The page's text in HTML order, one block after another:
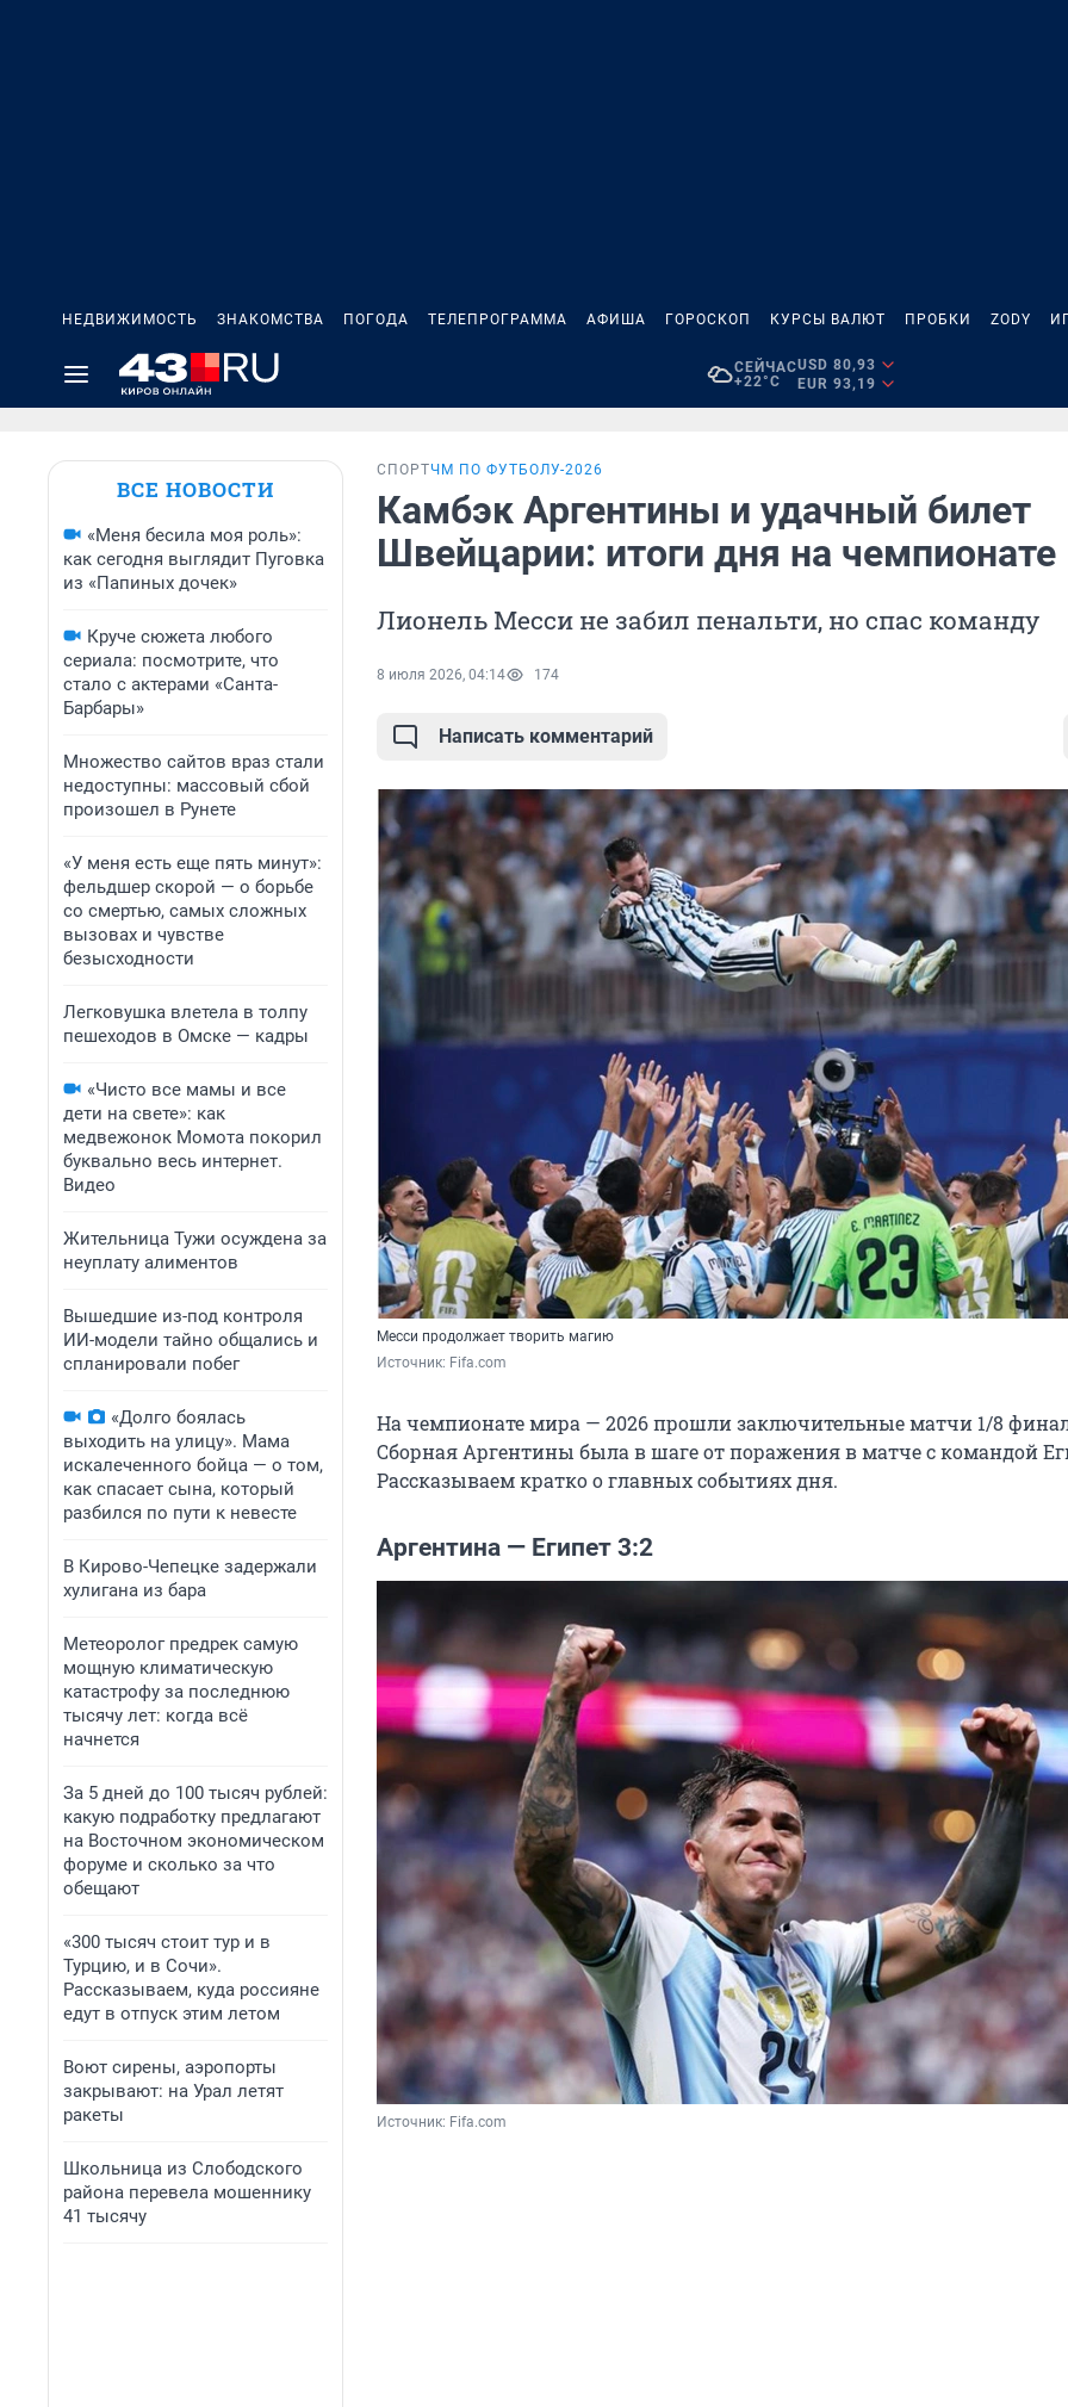
НЕДВИЖИМОСТЬ ЗНАКОМСТВА ПОГОДА ТЕЛЕПРОГРАММА АФИША ГОРОСКОП КУРСЫ ВАЛЮТ ПРОБКИ ZODY
СЕЙЧАС
+22°C
USD 80,93
EUR 93,19
ВСЕ НОВОСТИ
«Меня бесила моя роль»:
как сегодня выглядит Пуговка
из «Папиных дочек»
Круче сюжета любого
сериала: посмотрите, что
стало с актерами «Санта-
Барбары»
Множество сайтов враз стали
недоступны: массовый сбой
произошел в Рунете
«У меня есть еще пять минут»:
фельдшер скорой — о борьбе
со смертью, самых сложных
вызовах и чувстве
безысходности
Легковушка влетела в толпу
пешеходов в Омске — кадры
«Чисто все мамы и все
дети на свете»: как
медвежонок Момота покорил
буквально весь интернет.
Видео
Жительница Тужи осуждена за
неуплату алиментов
Вышедшие из-под контроля
ИИ-модели тайно общались и
спланировали побег
«Долго боялась
выходить на улицу». Мама
искалеченного бойца — о том,
как спасает сына, который
разбился по пути к невесте
В Кирово-Чепецке задержали
хулигана из бара
Метеоролог предрек самую
мощную климатическую
катастрофу за последнюю
тысячу лет: когда всё
начнется
За 5 дней до 100 тысяч рублей:
какую подработку предлагают
на Восточном экономическом
форуме и сколько за что
обещают
«300 тысяч стоит тур и в
Турцию, и в Сочи».
Рассказываем, куда россияне
едут в отпуск этим летом
Воют сирены, аэропорты
закрывают: на Урал летят
ракеты
Школьница из Слободского
района перевела мошеннику
41 тысячу
СПОРТЧМ ПО ФУТБОЛУ-2026
Камбэк Аргентины и удачный билет
Швейцарии: итоги дня на
Лионель Месси не забил пенальти, но спас команду
8 июля 2026, 04:14 174
Написать комментарий
Месси продолжает творить магию
Источник: Fifa.сom
На чемпионате мира — 2026 прошли заключительные матчи 1/8
Сборная Аргентины была в шаге от поражения в матче с командой
Рассказываем кратко о главных событиях дня.
Аргентина — Египет 3:2
Источник: Fifa.сom